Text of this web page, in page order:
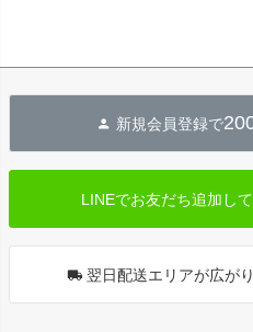
新規会員登録で
LINEでお友だち追加して
翌日配送エリアが広がり